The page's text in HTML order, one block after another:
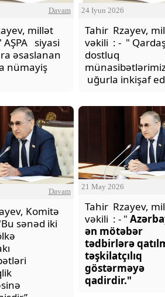
Davam
millət
AŞPA siyasi
əsaslanan
nümayiş
24 Iyun 2026
Tahir Rzayev,
vəkili : - "
dostluq
uğurla inkişaf
Davam
Komitə
sənəd iki
21 May 2026
Tahir Rzayev,
vəkili : - "
ən mötəbər
tədbirlərə
təşkilatçılıq
göstərməyə
qadirdir."